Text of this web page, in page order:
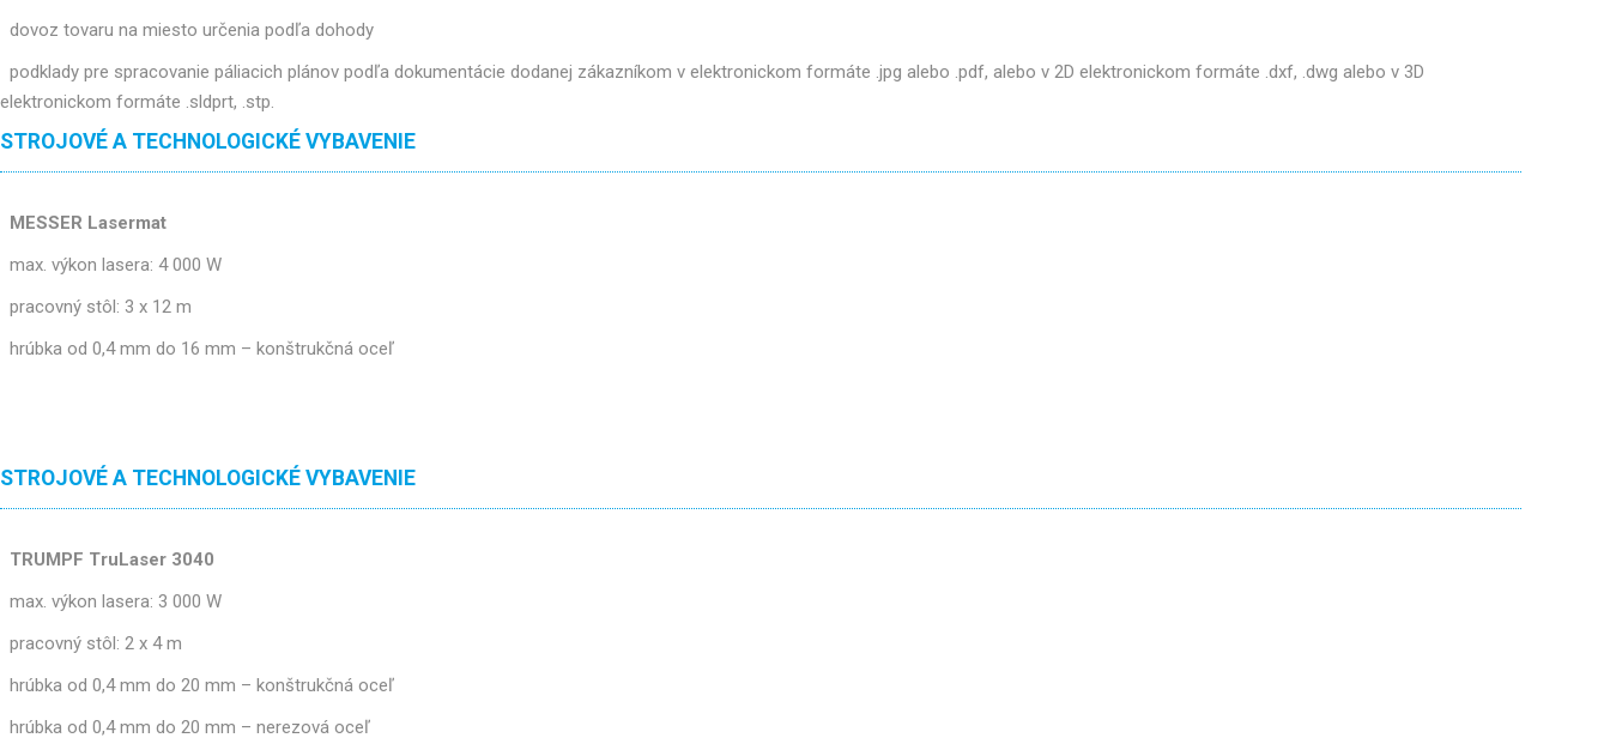
dovoz tovaru na miesto určenia podľa dohody
podklady pre spracovanie páliacich plánov podľa dokumentácie dodanej zákazníkom v elektronickom formáte .jpg alebo .pdf, alebo v 2D elektronickom formáte .dxf, .dwg alebo v 3D
elektronickom formáte .sldprt, .stp.
STROJOVÉ A TECHNOLOGICKÉ VYBAVENIE
MESSER Lasermat
max. výkon lasera: 4 000 W
pracovný stôl: 3 x 12 m
hrúbka od 0,4 mm do 16 mm – konštrukčná oceľ
STROJOVÉ A TECHNOLOGICKÉ VYBAVENIE
TRUMPF TruLaser 3040
max. výkon lasera: 3 000 W
pracovný stôl: 2 x 4 m
hrúbka od 0,4 mm do 20 mm – konštrukčná oceľ
hrúbka od 0,4 mm do 20 mm – nerezová oceľ